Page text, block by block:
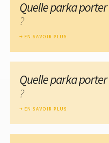
Quelle parka porter
?
EN SAVOIR PLUS
Quelle parka porter
?
EN SAVOIR PLUS